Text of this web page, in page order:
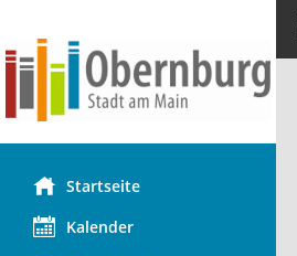
Startseite
Kalender